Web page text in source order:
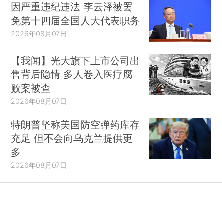
因严重违纪违法 李云泽被罢
免第十四届全国人大代表职务
2026年08月07日
【我闻】光大旗下上市公司出
售背后隐情 多人卷入医疗腐
败案被查
2026年08月07日
特朗普坚称美国防空弹药库存
充足 但不会向乌克兰提供更
多
2026年08月07日